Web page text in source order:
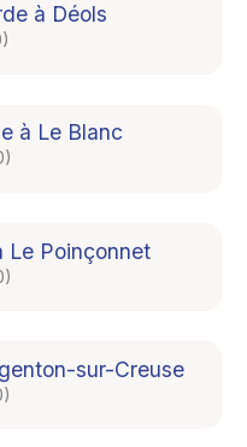
à Déols
à Le Blanc
Le Poinçonnet
sur-Creuse